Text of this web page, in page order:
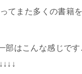
てまた多くの書籍
部はこんな感じです